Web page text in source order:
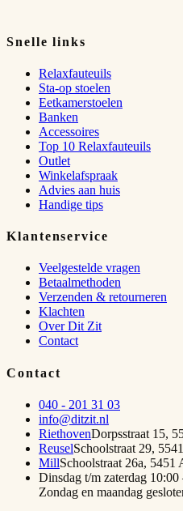
Snelle links
Relaxfauteuils
Sta-op stoelen
Eetkamerstoelen
Banken
Accessoires
Top 10 Relaxfauteuils
Outlet
Winkelafspraak
Advies aan huis
Handige tips
Klantenservice
Veelgestelde vragen
Betaalmethoden
Verzenden & retourneren
Klachten
Over Dit Zit
Contact
Contact
040 - 201 31 03
info@ditzit.nl
RiethovenDorpsstraat 15,
ReuselSchoolstraat 29,
MillSchoolstraat 26a, 5451
Dinsdag t/m zaterdag
Zondag en maandag